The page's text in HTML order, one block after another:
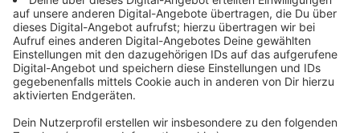
gesamten Einnahmen kommen wohnungslosen
Menschen zugute: fiftyfifty möchte damit eine Küche
für ihr ProgrammHousing Firstkaufen. Mit Housing
First haben bereits 100 Obdachlose ein neues Zuhause
gefunden.
Anzeige